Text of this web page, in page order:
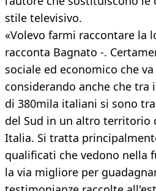
stile televisivo.
«Volevo farmi raccontare la
racconta Bagnato -.
sociale ed economico che
considerando anche che tra
di 380mila italiani si sono
del Sud in un altro territorio
Italia. Si tratta
qualificati che vedono nella
la via migliore per